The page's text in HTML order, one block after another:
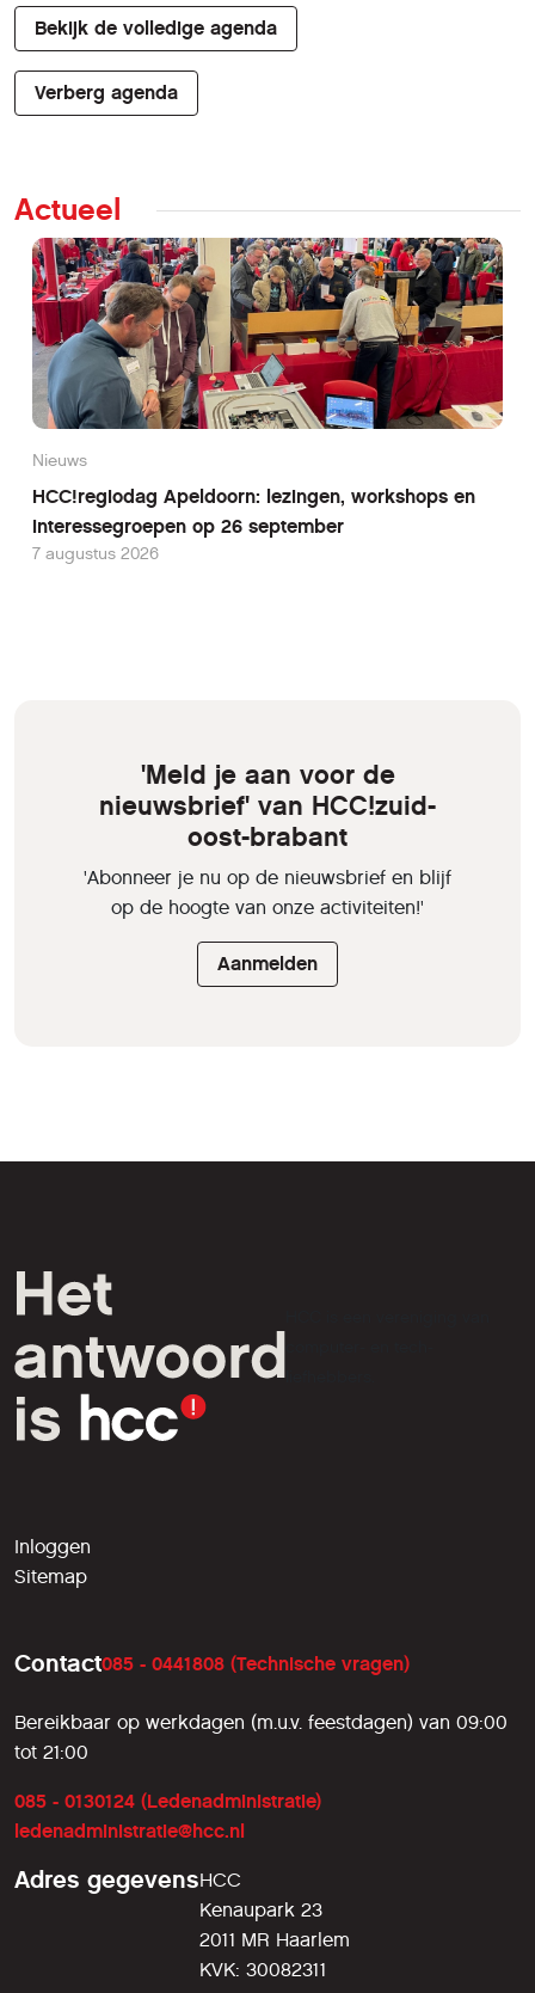
Bekijk de volledige agenda
Verberg agenda
Actueel
Nieuws
HCC!regiodag Apeldoorn: lezingen, workshops en
interessegroepen op 26 september
7 augustus 2026
'Meld je aan voor de
nieuwsbrief' van HCC!zuid-
oost-brabant
'Abonneer je nu op de nieuwsbrief en blijf
op de hoogte van onze activiteiten!'
Aanmelden
liefhebbers.
Inloggen
Sitemap
Contact085 - 0441808 (Technische vragen)
Bereikbaar op werkdagen (m.u.v. feestdagen) van 09:00
tot 21:00
085 - 0130124 (Ledenadministratie)
ledenadministratie@hcc.nl
Adres gegevensHCC
Kenaupark 23
2011 MR Haarlem
KVK: 30082311